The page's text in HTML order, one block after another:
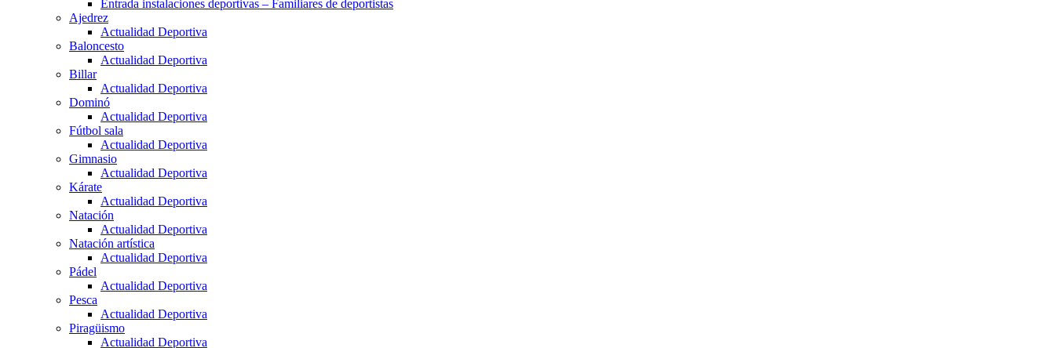
Entrada instalaciones deportivas – Familiares de deportistas
Ajedrez
Actualidad Deportiva
Baloncesto
Actualidad Deportiva
Billar
Actualidad Deportiva
Dominó
Actualidad Deportiva
Fútbol sala
Actualidad Deportiva
Gimnasio
Actualidad Deportiva
Kárate
Actualidad Deportiva
Natación
Actualidad Deportiva
Natación artística
Actualidad Deportiva
Pádel
Actualidad Deportiva
Pesca
Actualidad Deportiva
Piragüismo
Actualidad Deportiva